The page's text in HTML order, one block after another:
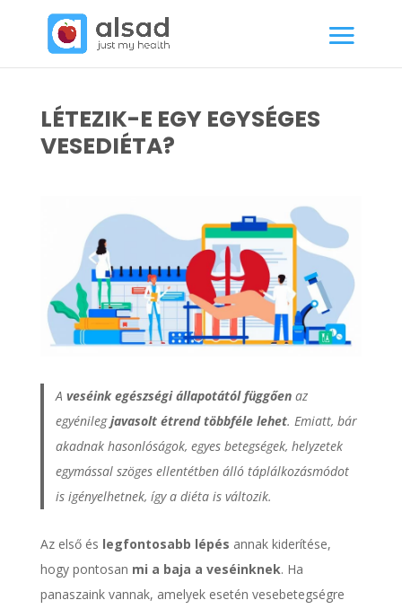
LÉTEZIK-E EGY EGYSÉGES
VESEDIÉTA?
A veséink egészségi állapotától függően az
egyénilegjavasolt étrend többféle lehet. Emiatt, bár
akadnak hasonlóságok, egyes betegségek, helyzetek
egymással szöges ellentétben álló táplálkozásmódot
is igényelhetnek, így a diéta is változik.
Az első és legfontosabb lépés annak kiderítése,
hogy pontosan mi a baja a veséinknek. Ha
panaszaink vannak, amelyek esetén vesebetegségre